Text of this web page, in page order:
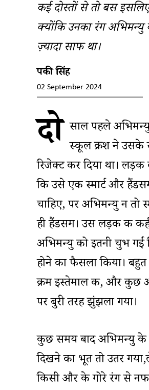
कई दोस्तों से तो बस इसलिए
क्योंकि उनका रंग अभिमन्यु
ज़्यादा साफ था।
पिंकी सिंह
02 September 2024
दो साल पहले
स्कूल क्रश ने उसके
रिजेक्ट कर दिया था।
कि उसे एक स्मार्ट और
चाहिए, पर अभिमन्यु न तो
ही हैंडसम। उस लड़की की
अभिमन्यु को इतनी चुभ गईं
होने का फैसला किया।
क्रीम इस्तेमाल की, और
पर बुरी तरह झुंझला गया।
कुछ समय बाद अभिमन्यु के
दिखने का भूत तो उतर
किसी और के गोरे रंग से